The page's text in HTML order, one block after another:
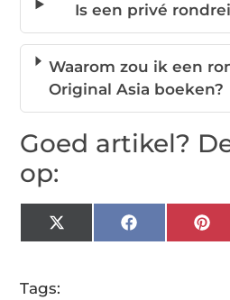
Is een privé
Waarom zou ik een
Original Asia boeken?
Goed artikel?
op:
X
(Twitter)
Facebook
Tags: